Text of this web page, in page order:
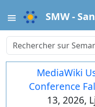
SMW -
MediaWiki
Conference
13, 2026,